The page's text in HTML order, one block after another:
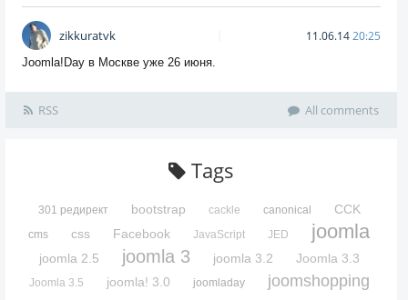
zikkuratvk 11.06.1420:25
Joomla!Day в Москве уже 26 июня.
RSS All comments
Tags
301 редирект bootstrap cackle canonical CCK
cms css Facebook JavaScript JED joomla
joomla 2.5 joomla 3 joomla 3.2 Joomla 3.3
Joomla 3.5 joomla! 3.0 joomladay joomshopping